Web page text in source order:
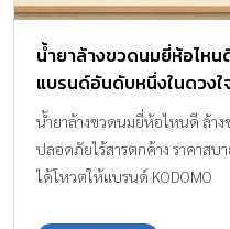
น้ำยาล้างขวดนมยี่ห้อไหน
แบรนด์อันดับหนึ่งในดวงใ
น้ำยาล้างขวดนมยี่ห้อไหนดี ล้า
ปลอดภัยไร้สารตกค้าง ราคาส
ได้โหวตให้แบรนด์ KODOMO